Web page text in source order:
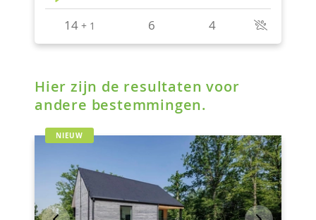
Hier zijn de resultaten voor
andere bestemmingen.